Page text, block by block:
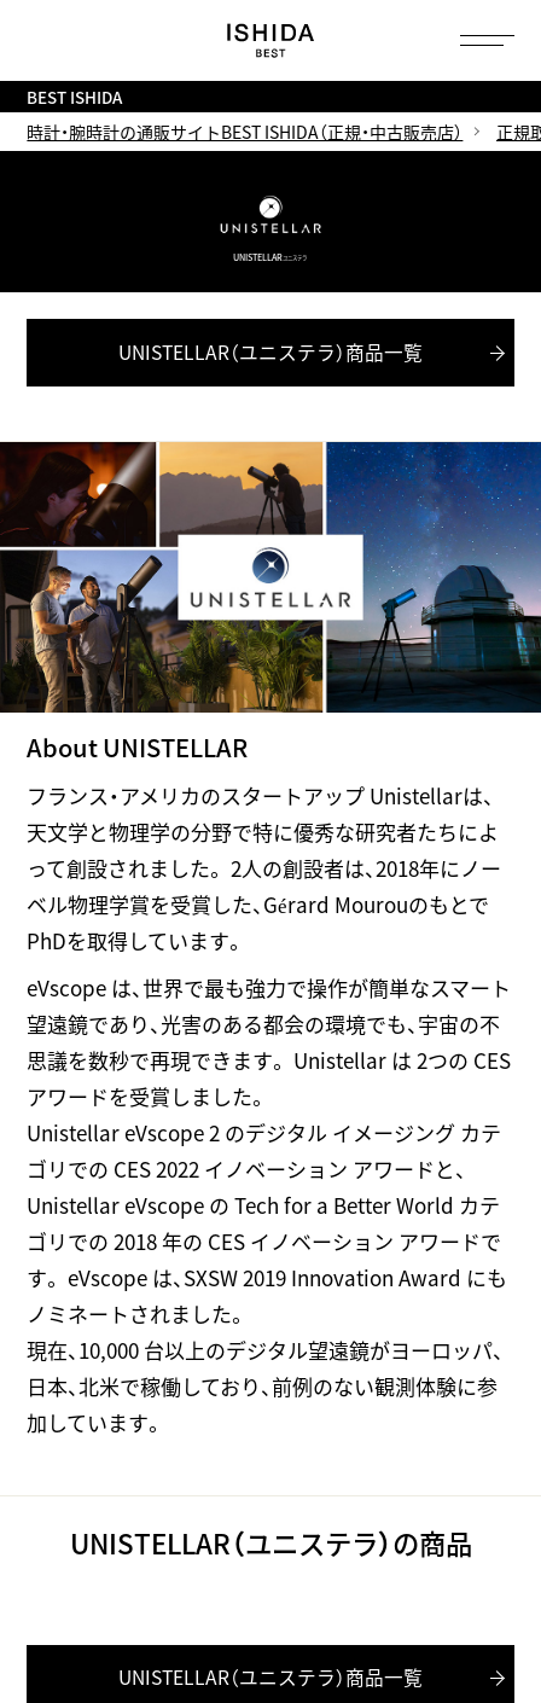
BEST ISHIDA
時計・腕時計の通販サイトBEST ISHIDA（正規・中古販売店）
正規
UNISTELLARユニステラ
UNISTELLAR（ユニステラ）商品一覧
About UNISTELLAR
フランス・アメリカのスタートアップ Unistellarは、
天文学と物理学の分野で特に優秀な研究者たちによ
って創設されました。 2人の創設者は、2018年にノー
ベル物理学賞を受賞した、Gérard Mourouのもとで
PhDを取得しています。
eVscope は、世界で最も強力で操作が簡単なスマート
望遠鏡であり、光害のある都会の環境でも、宇宙の不
思議を数秒で再現できます。 Unistellar は 2つの CES
アワードを受賞しました。
Unistellar eVscope 2 のデジタル イメージング カテ
ゴリでの CES 2022 イノベーション アワードと、
Unistellar eVscope の Tech for a Better World カテ
ゴリでの 2018 年の CES イノベーション アワードで
す。 eVscope は、SXSW 2019 Innovation Award にも
ノミネートされました。
現在、10,000 台以上のデジタル望遠鏡がヨーロッパ、
日本、北米で稼働しており、前例のない観測体験に参
加しています。
UNISTELLAR（ユニステラ）の商品
UNISTELLAR（ユニステラ）商品一覧
へ